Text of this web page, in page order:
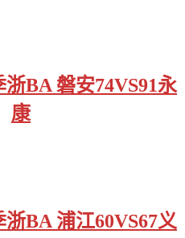
浙BA 磐安74VS91永
康
BA 浦江60VS67义